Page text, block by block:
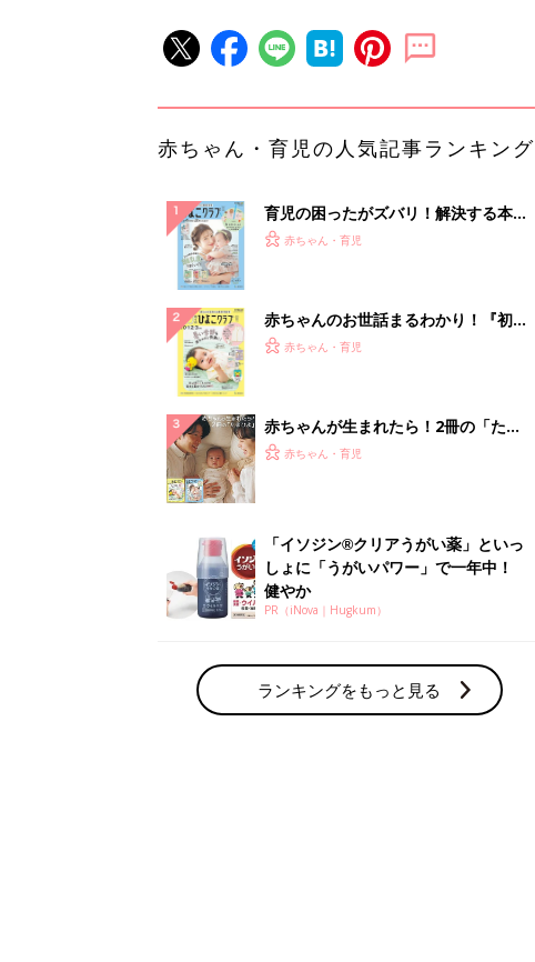
赤ちゃん・育児の人気記事ランキング
育児の困ったがズバリ！解決する本
『ひよこクラブ 夏号』 4カ月～2才
赤ちゃん・育児
赤ちゃんのお世話まるわかり！『初め
てのひよこクラブ 夏号』〈巻頭大特
赤ちゃん・育児
赤ちゃんが生まれたら！2冊の「たま
ひよ」
赤ちゃん・育児
「イソジン®クリアうがい薬」といっ
しょに「うがいパワー」で一年中！
健やか
PR（iNova｜Hugkum）
ランキングをもっと見る